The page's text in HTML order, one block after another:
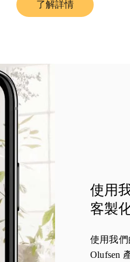
了解詳情Link Opens in New
使用
客製
使用我
Olufsen